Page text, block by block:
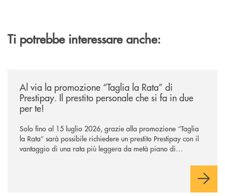
Ti potrebbe interessare anche:
Al via la promozione “Taglia la Rata” di
Prestipay. Il prestito personale che si fa in due
per te!
Solo fino al 15 luglio 2026, grazie alla promozione “Taglia
la Rata” sarà possibile richiedere un prestito Prestipay con il
vantaggio di una rata più leggera da metà piano di